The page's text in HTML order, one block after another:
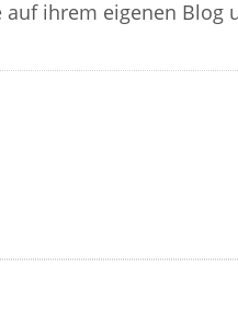
auf ihrem eigenen